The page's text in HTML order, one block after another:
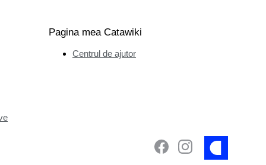
Pagina mea Catawiki
Centrul de ajutor